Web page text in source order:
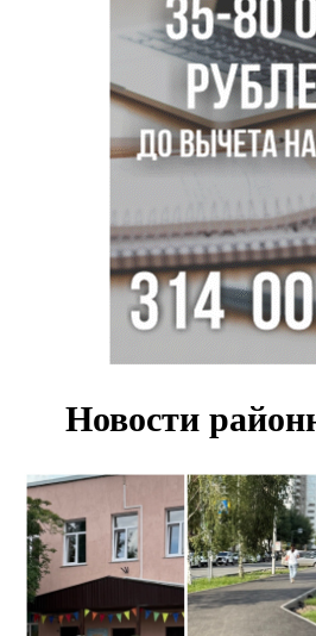
О пустырях в центре
площади КРТ предупредили